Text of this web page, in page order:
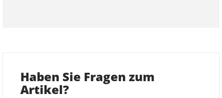
Haben Sie Fragen zum
Artikel?